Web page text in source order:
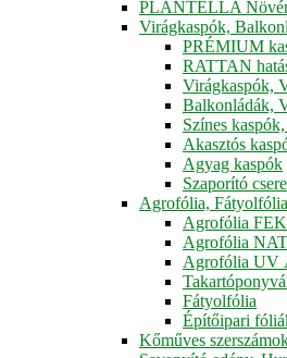
PLANTELLA
Virágkaspók,
PRÉMIUM
RATTAN
Virágkaspók,
Balkonládák,
Színes
Akasztós
Agyag kaspók
Szaporító
Agrofólia,
Agrofólia
Agrofólia
Agrofólia UV
Fátyolfólia
Építőipari
Kőműves